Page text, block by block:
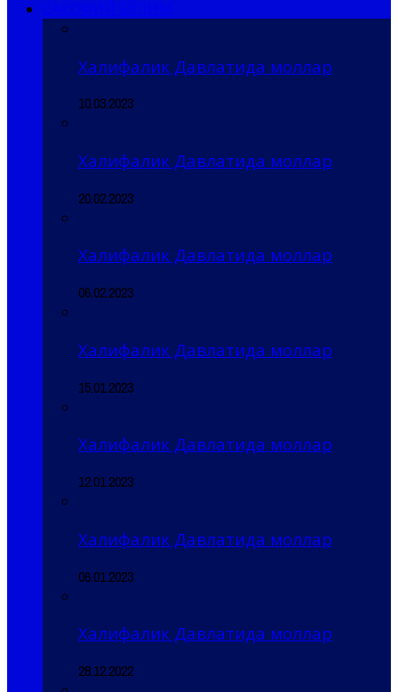
Халифалик Давлатида моллар
10.03.2023
Халифалик Давлатида моллар
20.02.2023
Халифалик Давлатида моллар
06.02.2023
Халифалик Давлатида моллар
15.01.2023
Халифалик Давлатида моллар
12.01.2023
Халифалик Давлатида моллар
06.01.2023
Халифалик Давлатида моллар
28.12.2022